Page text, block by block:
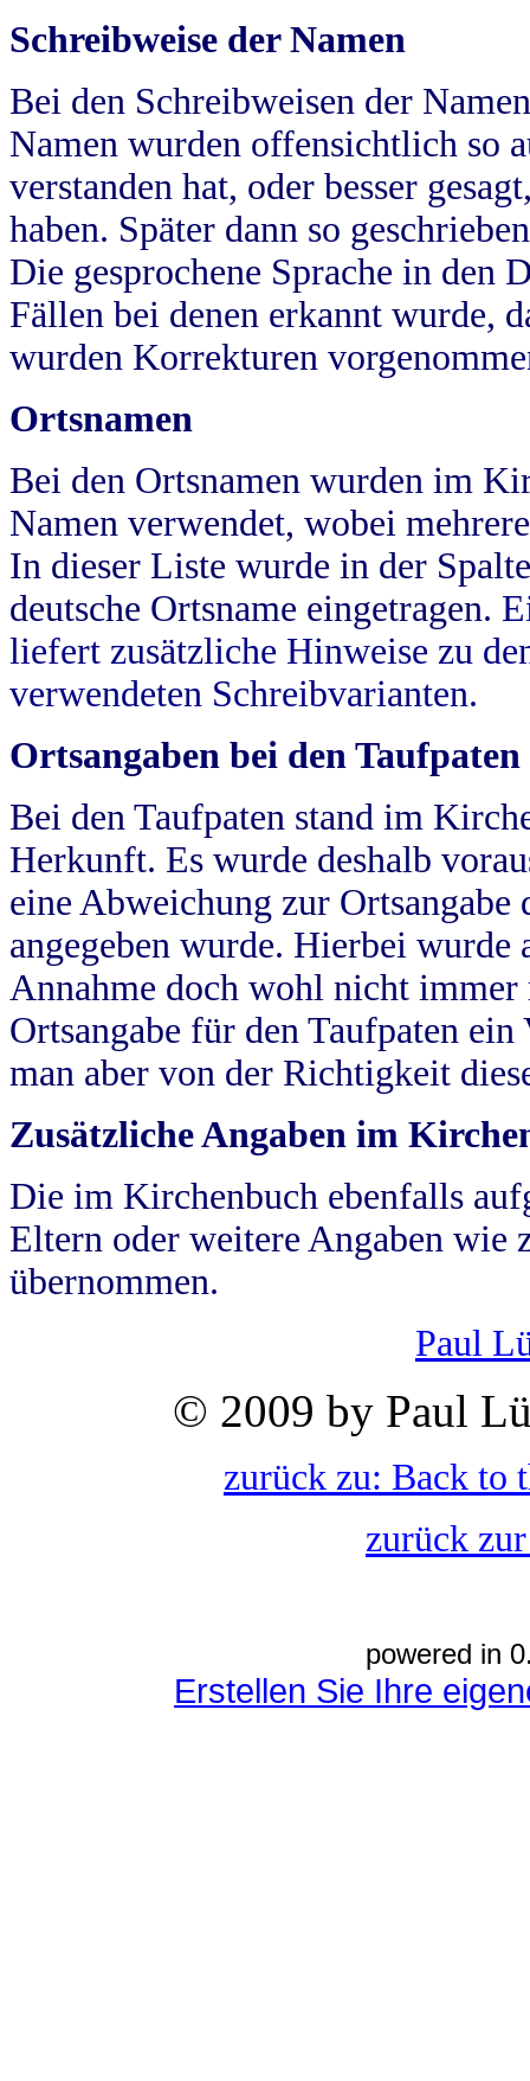
Schreibweise der Namen
Bei den Schreibweisen der
Namen wurden offensichtlich so
verstanden hat, oder besser
haben. Später dann so
Die gesprochene Sprache in
Fällen bei denen erkannt wurde,
wurden Korrekturen
Ortsnamen
Bei den Ortsnamen wurden im
Namen verwendet, wobei
In dieser Liste wurde in der
deutsche Ortsname eingetragen.
liefert zusätzliche Hinweise zu
verwendeten Schreibvarianten.
Ortsangaben bei den Taufpaten
Bei den Taufpaten stand im
Herkunft. Es wurde deshalb
eine Abweichung zur
angegeben wurde. Hierbei wurde
Annahme doch wohl nicht
Ortsangabe für den Taufpaten
man aber von der Richtigkeit
Zusätzliche Angaben im
Die im Kirchenbuch ebenfalls
Eltern oder weitere Angaben wie
übernommen.
Paul
© 2009 by Paul
zurück zu: Back to
zurück
powered in
Erstellen Sie Ihre